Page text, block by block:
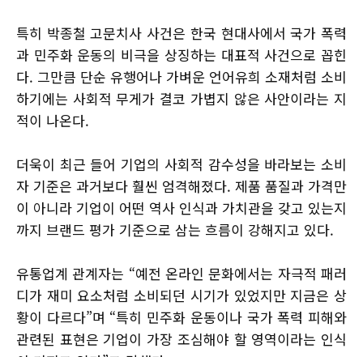
특히 박종철 고문치사 사건은 한국 현대사에서 국가 폭력
과 민주화 운동의 비극을 상징하는 대표적 사건으로 꼽힌
다. 그만큼 단순 유행어나 가벼운 언어유희 소재처럼 소비
하기에는 사회적 무게가 결코 가볍지 않은 사안이라는 지
적이 나온다.
더욱이 최근 들어 기업의 사회적 감수성을 바라보는 소비
자 기준은 과거보다 훨씬 엄격해졌다. 제품 품질과 가격만
이 아니라 기업이 어떤 역사 인식과 가치관을 갖고 있는지
까지 브랜드 평가 기준으로 삼는 흐름이 강해지고 있다.
유통업계 관계자는 “예전 온라인 문화에서는 자극적 패러
디가 재미 요소처럼 소비되던 시기가 있었지만 지금은 상
황이 다르다”며 “특히 민주화 운동이나 국가 폭력 피해와
관련된 표현은 기업이 가장 조심해야 할 영역이라는 인식